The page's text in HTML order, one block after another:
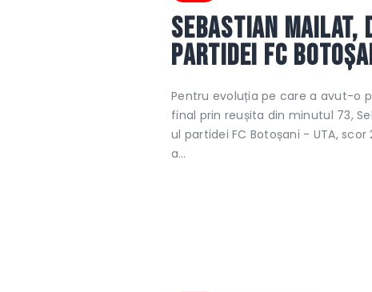
Sebastian Mailat,
partidei FC
Pentru evoluția pe care a avut-o
final prin reușita din minutul 73,
ul partidei FC Botoșani - UTA,
a…